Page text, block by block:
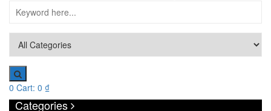
0 Cart: 0 ₫
Categories